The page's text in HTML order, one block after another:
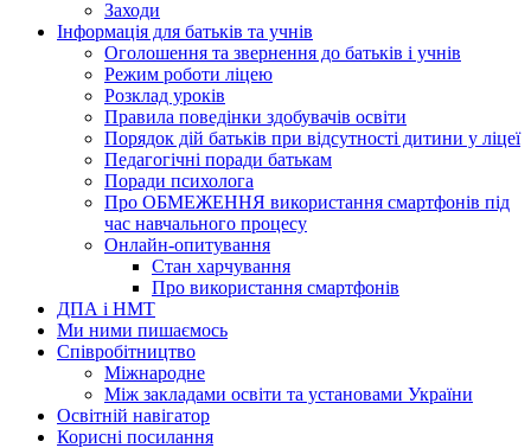
Заходи
Інформація для батьків та учнів
Оголошення та звернення до батьків і учнів
Режим роботи ліцею
Розклад уроків
Правила поведінки здобувачів освіти
Порядок дій батьків при відсутності дитини у ліцеї
Педагогічні поради батькам
Поради психолога
Про ОБМЕЖЕННЯ використання смартфонів під
час навчального процесу
Онлайн-опитування
Стан харчування
Про використання смартфонів
ДПА і НМТ
Ми ними пишаємось
Співробітництво
Міжнародне
Між закладами освіти та установами України
Освітній навігатор
Корисні посилання